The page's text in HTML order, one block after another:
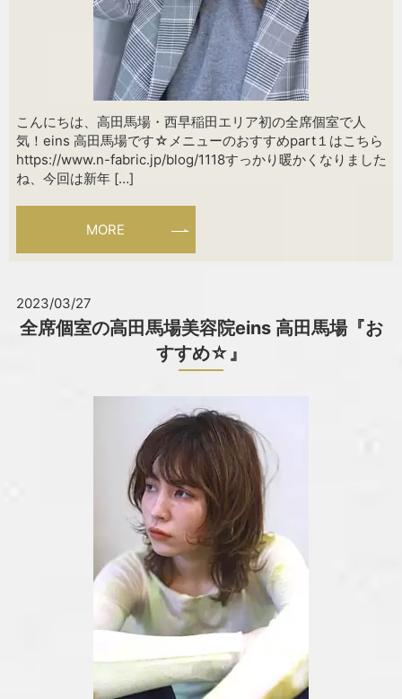
こんにちは、高田馬場・西早稲田エリア初の全席個室で人
気！eins 高田馬場です☆メニューのおすすめpart１はこちら
https://www.n-fabric.jp/blog/1118すっかり暖かくなりました
ね、今回は新年 […]
MORE
2023/03/27
全席個室の高田馬場美容院eins 高田馬場『お
すすめ☆』